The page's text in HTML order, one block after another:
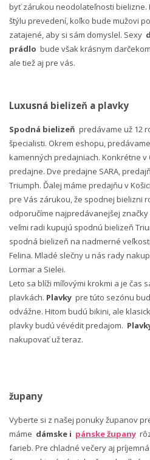
byť zárukou neodolateľnosti bielizne.
štýlu prevedení, koľko bude mužovi
zatajené, aby si sám domyslel. Sexy
prádlo bude však krásnym
ale tiež aj pre vás.
Luxusná bielizeň a plavky
Spodná bielizeň predávame už 12
špecialisti. Okrem eshopu, predávame
kamenných predajniach. Konkrétne v
predajne. Dve predajne SARA,
Triumph. Ďalej máme predajňu v
pre Vás zárukou, že spodnej bielizni
odporučíme najpredávanejšej
veľmi radi kupujú spodnú bielizeň
spodná bielizeň na nadmerné
Felina. Mladé slečny u nás rady
Lormar a Sielei.
Leto sa blíži míľovými krokmi a je čas
plavkách. Plavky pre túto sezónu
odvážne. Hitom budú bikini, ale
plavky budú vévédit predajom.
nakupovať už teraz.
župany
Vyberte si z našej ponuky županov
máme dámske i pánske župany
farieb. Pre chladné večery aj